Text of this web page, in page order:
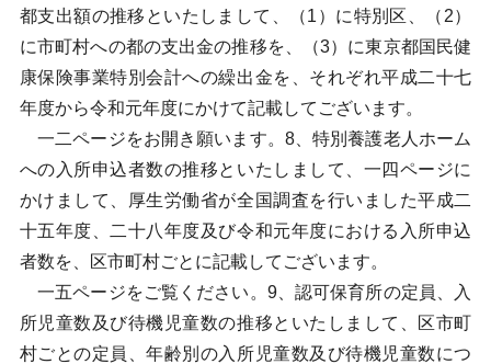
都支出額の推移といたしまして、（1）に特別区、（2）
に市町村への都の支出金の推移を、（3）に東京都国民健
康保険事業特別会計への繰出金を、それぞれ平成二十七
年度から令和元年度にかけて記載してございます。
一二ページをお開き願います。8、特別養護老人ホーム
への入所申込者数の推移といたしまして、一四ページに
かけまして、厚生労働省が全国調査を行いました平成二
十五年度、二十八年度及び令和元年度における入所申込
者数を、区市町村ごとに記載してございます。
一五ページをご覧ください。9、認可保育所の定員、入
所児童数及び待機児童数の推移といたしまして、区市町
村ごとの定員、年齢別の入所児童数及び待機児童数につ